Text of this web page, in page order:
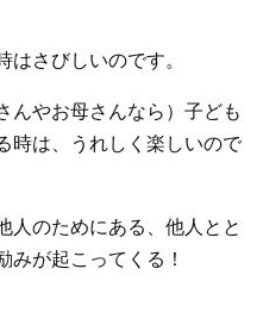
さびしいのです。
やお母さんなら）子ども
時は、うれしく楽しいので
のためにある、他人とと
みが起こってくる！